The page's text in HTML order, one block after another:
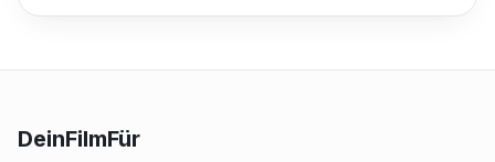
DeinFilmFür